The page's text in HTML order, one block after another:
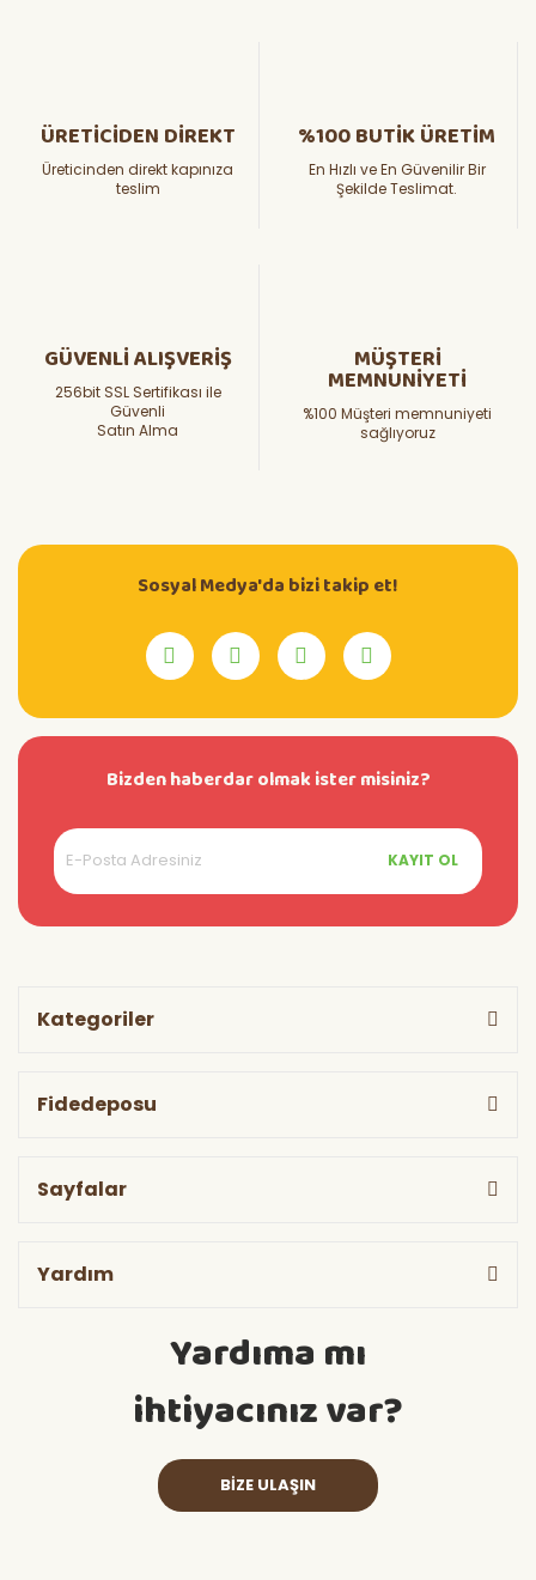
ÜRETİCİDEN DİREKT
Üreticinden direkt kapınıza
teslim
%100 BUTİK ÜRETİM
En Hızlı ve En Güvenilir Bir
Şekilde Teslimat.
GÜVENLİ ALIŞVERİŞ
256bit SSL Sertifikası ile
Güvenli
Satın Alma
MÜŞTERİ
MEMNUNİYETİ
%100 Müşteri memnuniyeti
sağlıyoruz
Sosyal Medya'da bizi takip et!
Bizden haberdar olmak ister misiniz?
KAYIT OL
Kategoriler
Fidedeposu
Sayfalar
Yardım
Yardıma mı
ihtiyacınız var?
BİZE ULAŞIN